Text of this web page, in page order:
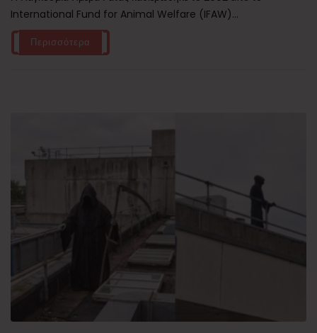
International Fund for Animal Welfare (IFAW)...
Περισσότερα